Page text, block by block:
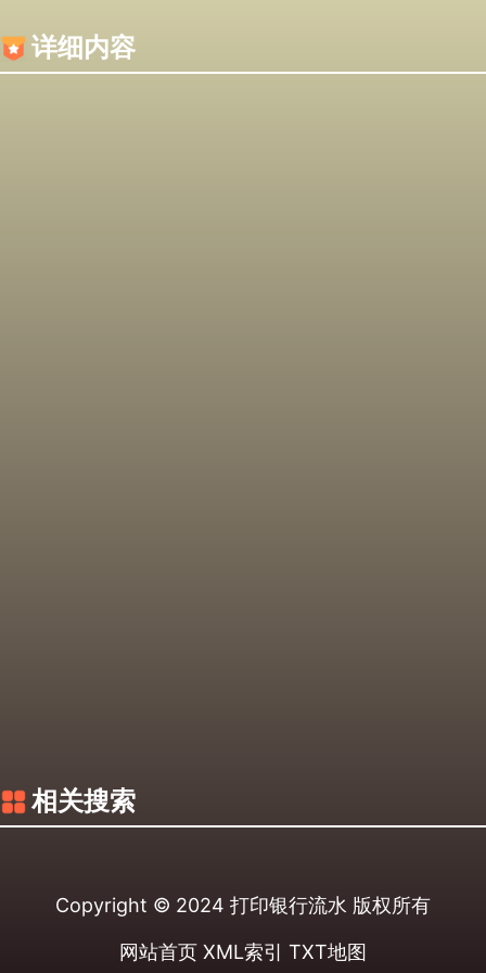
详细内容
相关搜索
Copyright © 2024 打印银行流水 版权所有
网站首页 XML索引 TXT地图